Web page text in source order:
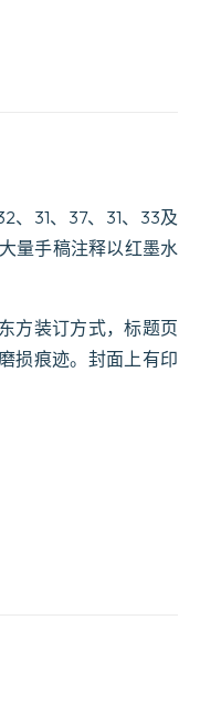
、31、37、31、33及
量手稿注释以红墨水
方装订方式，标题页
损痕迹。封面上有印